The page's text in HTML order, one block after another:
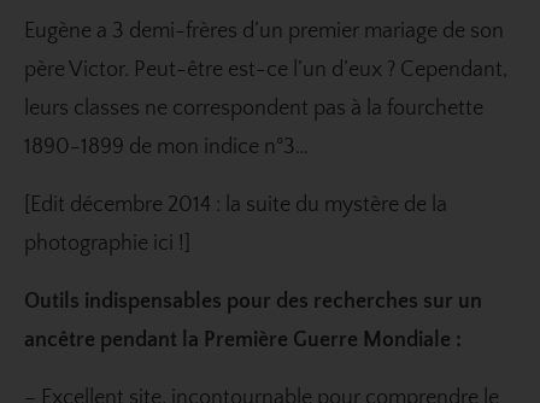
Eugène a 3 demi-frères d’un premier mariage de son
père Victor. Peut-être est-ce l’un d’eux ? Cependant,
leurs classes ne correspondent pas à la fourchette
1890-1899 de mon indice n°3…
[Edit décembre 2014 : la suite du mystère de la
photographie ici !
Outils indispensables pour des recherches sur un
ancêtre pendant la Première Guerre Mondiale :
– Excellent site, incontournable pour comprendre le